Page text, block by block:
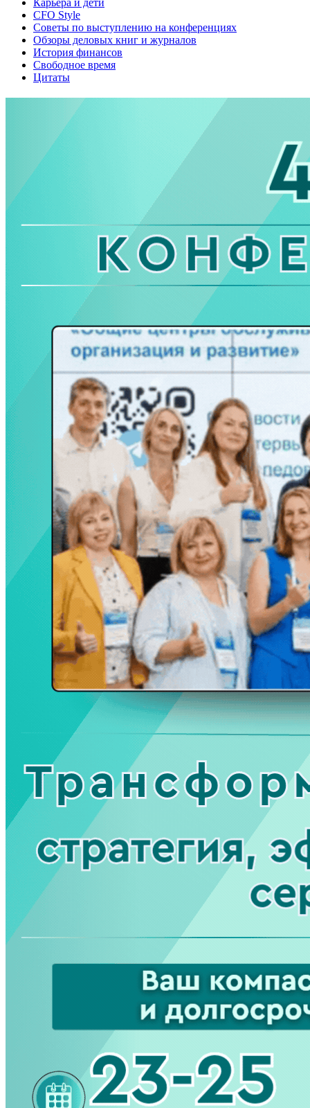
Карьера и дети
CFO Style
Советы по выступлению на конференциях
Обзоры деловых книг и журналов
История финансов
Свободное время
Цитаты